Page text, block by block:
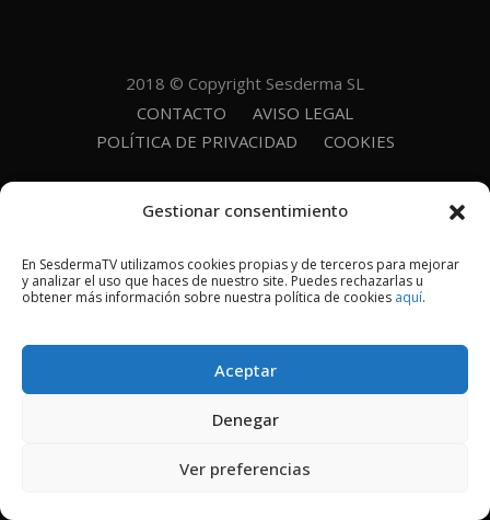
Gestionar consentimiento
En SesdermaTV utilizamos cookies propias y de terceros para mejorar
y analizar el uso que haces de nuestro site. Puedes rechazarlas u
obtener más información sobre nuestra política de cookies aquí.
Aceptar
Denegar
Ver preferencias
2018 © Copyright Sesderma SL
CONTACTO
AVISO LEGAL
POLÍTICA DE PRIVACIDAD
COOKIES